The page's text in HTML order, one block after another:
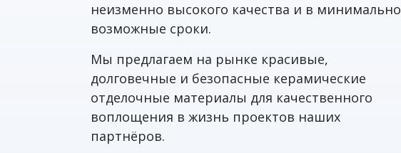
неизменно высокого качества и в минимально
возможные сроки.
Мы предлагаем на рынке красивые,
долговечные и безопасные керамические
отделочные материалы для качественного
воплощения в жизнь проектов наших
партнёров.